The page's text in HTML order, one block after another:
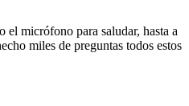
el micrófono para saludar, hasta a
miles de preguntas todos estos